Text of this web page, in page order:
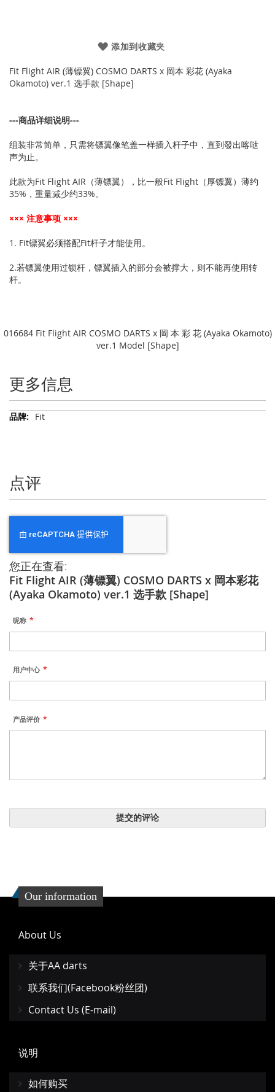
添加到收藏夹
Fit Flight AIR (薄镖翼) COSMO DARTS x 岡本 彩花 (Ayaka
Okamoto) ver.1 选手款 [Shape]
---商品详细说明---
组装非常简单，只需将镖翼像笔盖一样插入杆子中，直到發出喀哒
声为止。
此款为Fit Flight AIR（薄镖翼），比一般Fit Flight（厚镖翼）薄约
35%，重量减少约33%。
××× 注意事项 ×××
1. Fit镖翼必须搭配Fit杆子才能使用。
2.若镖翼使用过锁杆，镖翼插入的部分会被撑大，则不能再使用转
杆。
016684 Fit Flight AIR COSMO DARTS x 岡 本 彩 花 (Ayaka Okamoto)
ver.1 Model [Shape]
更多信息
更
Fit
点评
您正在查看:
Fit Flight AIR (薄镖翼) COSMO DARTS x 岡本彩花
(Ayaka Okamoto) ver.1 选手款 [Shape]
昵称
用户中心
产品评价
提交的评论
Our information
About Us
关于AA darts
联系我们(Facebook粉丝团)
Contact Us (E-mail)
说明
如何购买